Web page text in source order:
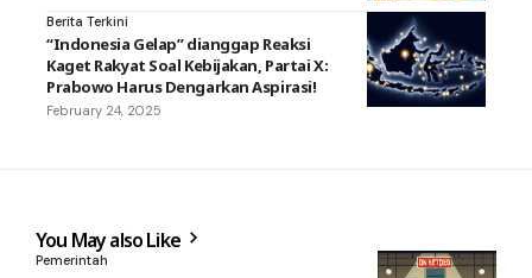
Berita Terkini
“Indonesia Gelap” dianggap Reaksi
Kaget Rakyat Soal Kebijakan, Partai X:
Prabowo Harus Dengarkan Aspirasi!
February 24, 2025
You May also Like
Pemerintah